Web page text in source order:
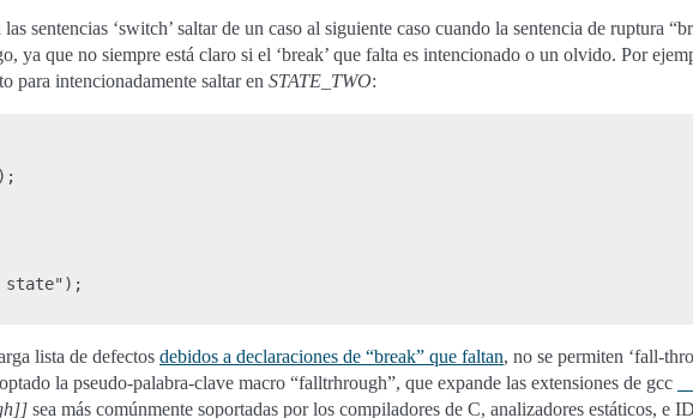
sentencias ‘switch’ saltar de un caso al siguiente caso cuando la sentencia de ruptura
ya que no siempre está claro si el ‘break’ que falta es intencionado o un olvido. Por
para intencionadamente saltar en STATE_TWO:
lista de defectos debidos a declaraciones de “break” que faltan, no se permiten ‘fall-
la pseudo-palabra-clave macro “falltrhrough”, que expande las extensiones de gcc
sea más comúnmente soportadas por los compiladores de C, analizadores estáticos, e